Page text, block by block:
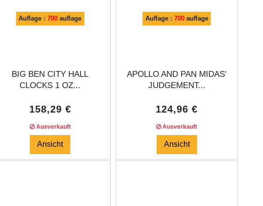
Auflage :700 auflage
BIG BEN CITY HALL
CLOCKS 1 OZ...
158,29 €
Ausverkauft
Ansicht
Auflage : 700auflage
APOLLO AND PAN MIDAS'
JUDGEMENT...
124,96 €
Ausverkauft
Ansicht